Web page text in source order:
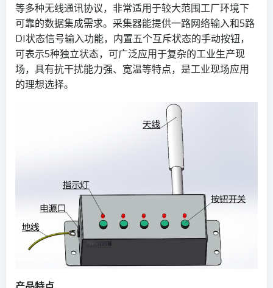
等多种无线通讯协议，非常适用于较大范围工厂环境下
可靠的数据集成需求。采集器能提供一路网络输入和5路
DI状态信号输入功能，内置五个互斥状态的手动按钮，
可表示5种独立状态，可广泛应用于复杂的工业生产现
场，具有抗干扰能力强、宽温等特点，是工业现场应用
的理想选择。